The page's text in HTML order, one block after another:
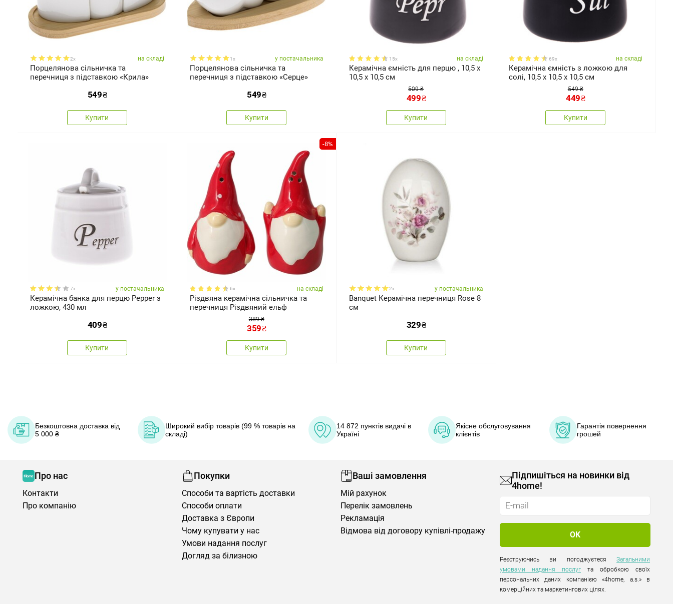
2x на складі
Порцелянова сільничка та
перечниця з підставкою «Крила»
549₴
Купити
1x у постачальника
Порцелянова сільничка та
перечниця з підставкою «Серце»
549₴
Купити
15x на складі
Керамічна ємність для перцю , 10,5 x
10,5 x 10,5 см
509 ₴
499₴
Купити
69x на складі
Керамічна ємність з ложкою для
солі, 10,5 х 10,5 х 10,5 см
549 ₴
449₴
Купити
7x у постачальника
Керамічна банка для перцю Pepper з
ложкою, 430 мл
409₴
Купити
-8%
6x на складі
Різдвяна керамічна сільничка та
перечниця Різдвяний ельф
389 ₴
359₴
Купити
2x у постачальника
Banquet Керамічна перечниця Rose 8
см
329₴
Купити
Безкоштовна доставка від
5 000 ₴
Широкий вибір товарів (99 % товарів на
складі)
14 872 пунктів видачі в
Україні
Якісне обслуговування
клієнтів
Гарантія повернення
грошей
Про нас
Контакти
Про компанію
Покупки
Способи та вартість доставки
Способи оплати
Доставка з Європи
Чому купувати у нас
Умови надання послуг
Догляд за білизною
Ваші замовлення
Мій рахунок
Перелік замовлень
Рекламація
Відмова від договору купівлі-продажу
Підпишіться на новинки від
4home!
Реєструючись ви погоджуєтесяЗагальними
умовами надання послуг та обробкою своїх
персональних даних компанією «4home, a.s.» в
комерційних та маркетингових цілях.